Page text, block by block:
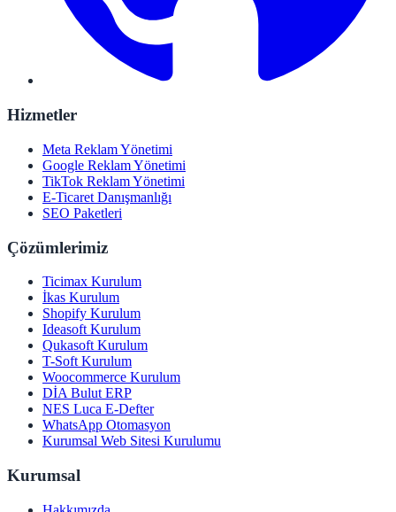
Hizmetler
Meta Reklam Yönetimi
Google Reklam Yönetimi
TikTok Reklam Yönetimi
E-Ticaret Danışmanlığı
SEO Paketleri
Çözümlerimiz
Ticimax Kurulum
İkas Kurulum
Shopify Kurulum
Ideasoft Kurulum
Qukasoft Kurulum
T-Soft Kurulum
Woocommerce Kurulum
DİA Bulut ERP
NES Luca E-Defter
WhatsApp Otomasyon
Kurumsal Web Sitesi Kurulumu
Kurumsal